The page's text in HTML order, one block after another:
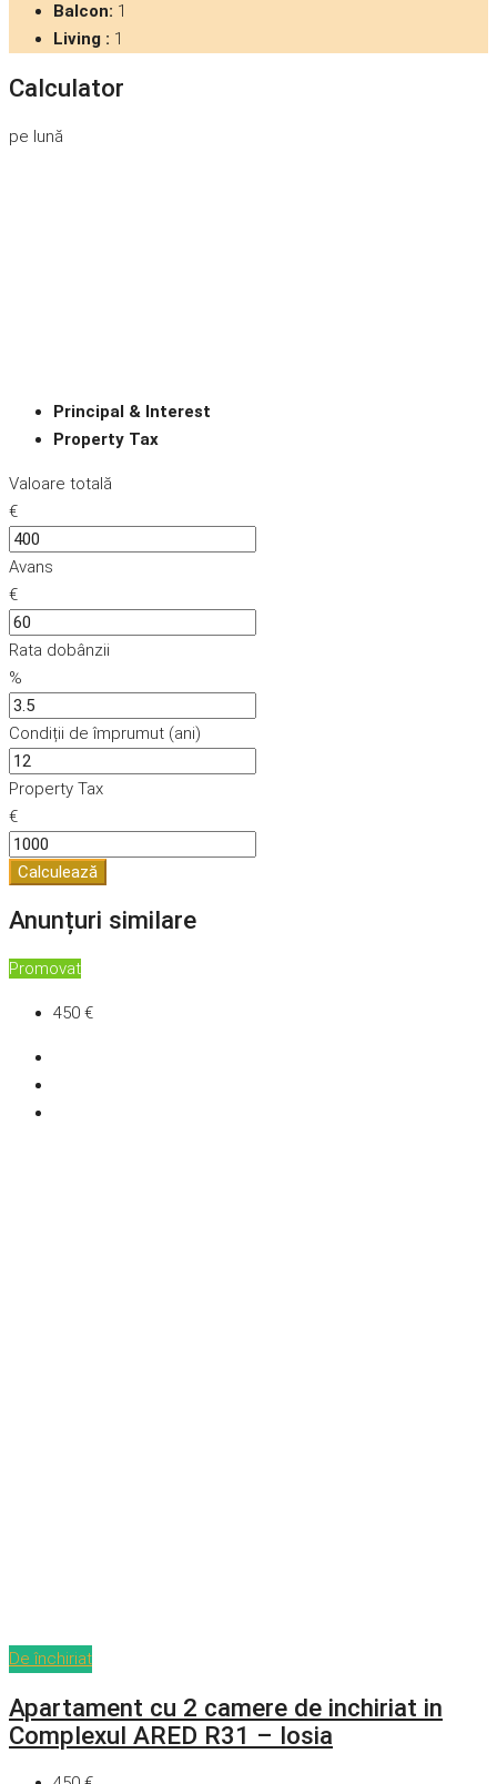
Balcon: 1
Living : 1
Calculator
pe lună
Principal & Interest
Property Tax
Valoare totală
€
Avans
€
Rata dobânzii
%
Condiții de împrumut (ani)
Property Tax
€
Calculează
Anunțuri similare
Promovat
450 €
De închiriat
Apartament cu 2 camere de inchiriat in
Complexul ARED R31 – Iosia